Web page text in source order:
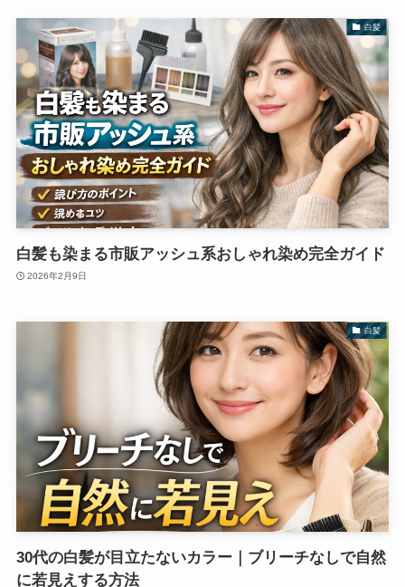
白髪
白髪も染まる市販アッシュ系おしゃれ染め完全ガイド
2026年2月9日
白髪
30代の白髪が目立たないカラー｜ブリーチなしで自然
に若見えする方法